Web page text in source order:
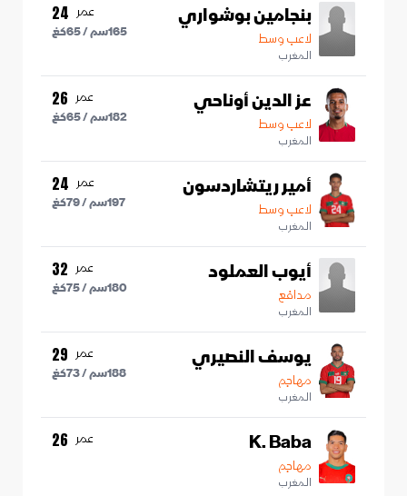
بنجامين بوشواري
لاعب وسط
المغرب
عمر 24
165سم /65كغ
عز الدين أوناحي
لاعب وسط
المغرب
عمر 26
182سم /65كغ
أمير ريتشاردسون
لاعب وسط
المغرب
عمر 24
197سم /79كغ
أيوب العملود
مدافع
المغرب
عمر 32
180سم /75كغ
يوسف النصيري
مهاجم
المغرب
عمر 29
188سم /73كغ
K. Baba
مهاجم
المغرب
عمر 26